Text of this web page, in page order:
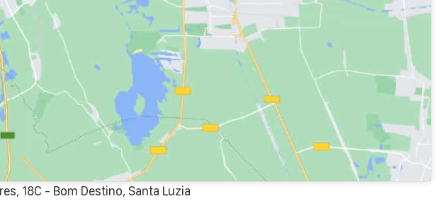
18C - Bom Destino, Santa Luzia